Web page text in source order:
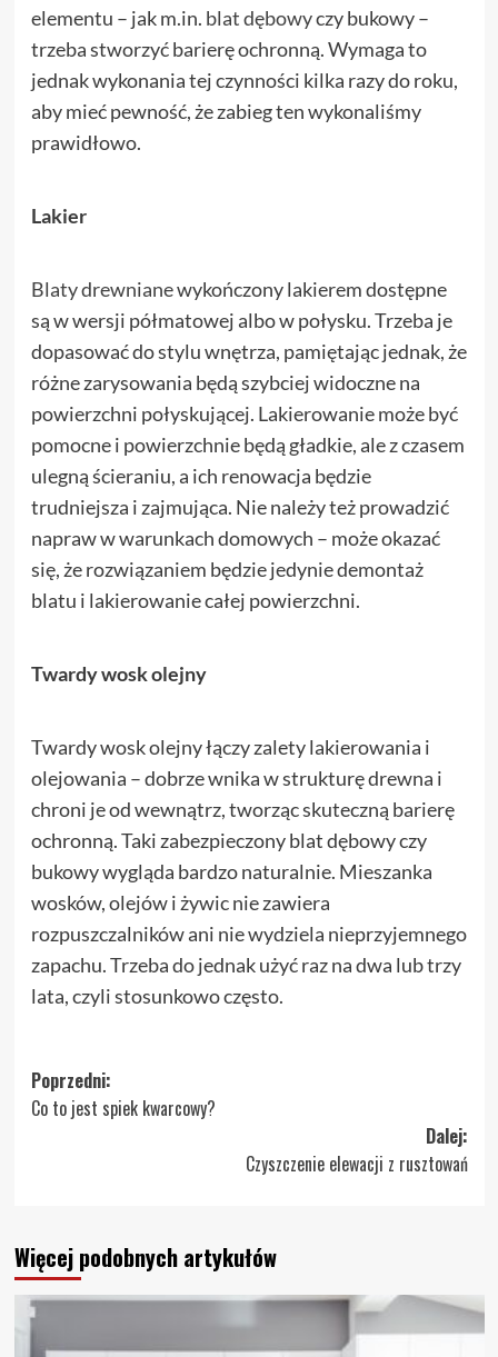
elementu – jak m.in. blat dębowyczy bukowy –
trzeba stworzyć barierę ochronną. Wymaga to
jednak wykonania tej czynności kilka razy do roku,
aby mieć pewność, że zabieg ten wykonaliśmy
prawidłowo.
Lakier
Blaty drewnianewykończony lakierem dostępne
są w wersji półmatowej albo w połysku. Trzeba je
dopasować do stylu wnętrza, pamiętając jednak, że
różne zarysowania będą szybciej widoczne na
powierzchni połyskującej. Lakierowanie może być
pomocne i powierzchnie będą gładkie, ale z czasem
ulegną ścieraniu, a ich renowacja będzie
trudniejsza i zajmująca. Nie należy też prowadzić
napraw w warunkach domowych – może okazać
się, że rozwiązaniem będzie jedynie demontaż
blatu i lakierowanie całej powierzchni.
Twardy wosk olejny
Twardy wosk olejny łączy zalety lakierowania i
olejowania – dobrze wnika w strukturę drewna i
chroni je od wewnątrz, tworząc skuteczną barierę
ochronną. Taki zabezpieczony blat dębowy czy
bukowy wygląda bardzo naturalnie. Mieszanka
wosków, olejów i żywic nie zawiera
rozpuszczalników ani nie wydziela nieprzyjemnego
zapachu. Trzeba do jednak użyć raz na dwa lub trzy
lata, czyli stosunkowo często.
Zobacz
wpisy
Poprzedni:
Co to jest spiek kwarcowy?
Dalej:
Czyszczenie elewacji z rusztowań
Więcej podobnych artykułów